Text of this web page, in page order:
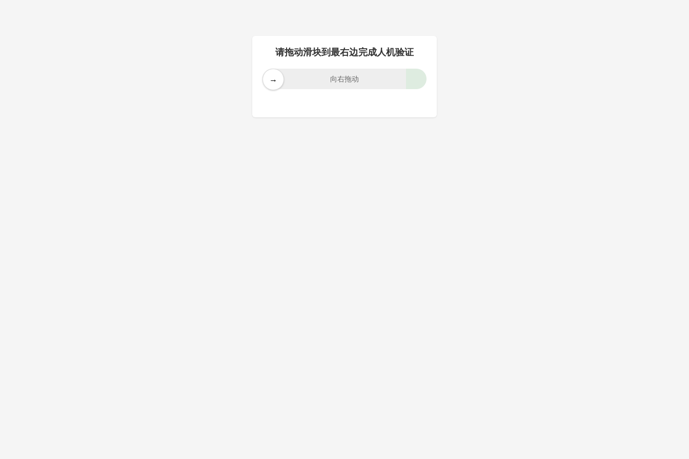
请拖动滑块到最右边完成人机验证
→ 向右拖动